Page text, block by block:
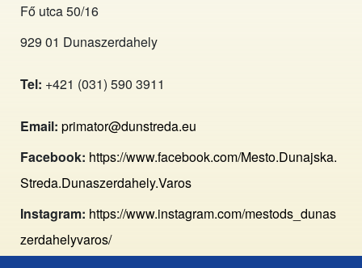
Fő utca 50/16
929 01 Dunaszerdahely
Tel: +421 (031) 590 3911
Email: primator@dunstreda.eu
Facebook: https://www.facebook.com/Mesto.Dunajska.
Streda.Dunaszerdahely.Varos
Instagram: https://www.instagram.com/mestods_dunas
zerdahelyvaros/